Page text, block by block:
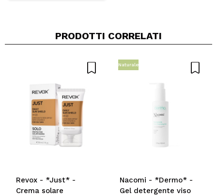
PRODOTTI CORRELATI
Revox - *Just* -
Crema solare
Naturale
Nacomi - *Dermo* -
Gel detergente viso